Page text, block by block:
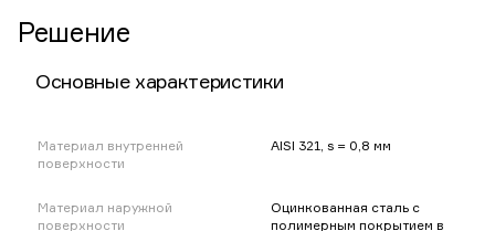
Решение
Основные характеристики
Материал внутренней
поверхности
AISI 321, s = 0,8 мм
Материал наружной
поверхности
Оцинкованная сталь с
полимерным покрытием в